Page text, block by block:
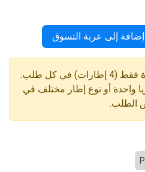
إضافة إلى عربة التسوق
في كل طلب.
واحدة أو نوع إطار مختلف في
الطلب.